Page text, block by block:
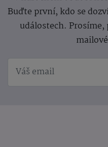
Buďte první, kdo se
událostech.